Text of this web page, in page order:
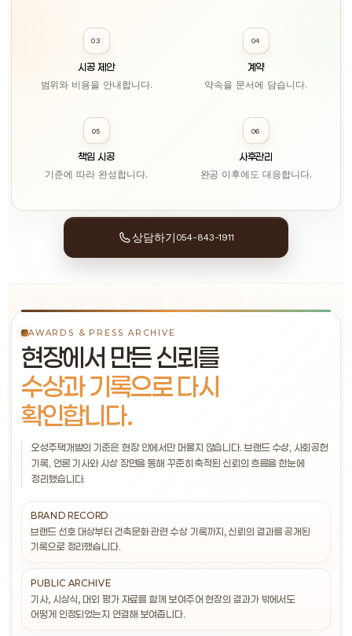
03
시공 제안
범위와 비용을 안내합니다.
04
계약
약속을 문서에 담습니다.
05
책임 시공
기준에 따라 완성합니다.
06
사후관리
완공 이후에도 대응합니다.
상담하기 054-843-1911
AWARDS & PRESS ARCHIVE
현장에서 만든 신뢰를
수상과 기록으로 다시
확인합니다.
오성주택개발의 기준은 현장 안에서만 머물지 않습니다. 브랜드 수상, 사회공헌
기록, 언론 기사와 시상 장면을 통해 꾸준히 축적된 신뢰의 흐름을 한눈에
정리했습니다.
BRAND RECORD
브랜드 선호 대상부터 건축문화 관련 수상 기록까지, 신뢰의 결과를 공개된
기록으로 정리했습니다.
PUBLIC ARCHIVE
기사, 시상식, 대외 평가 자료를 함께 보여주어 현장의 결과가 밖에서도
어떻게 인정되었는지 연결해 보여줍니다.